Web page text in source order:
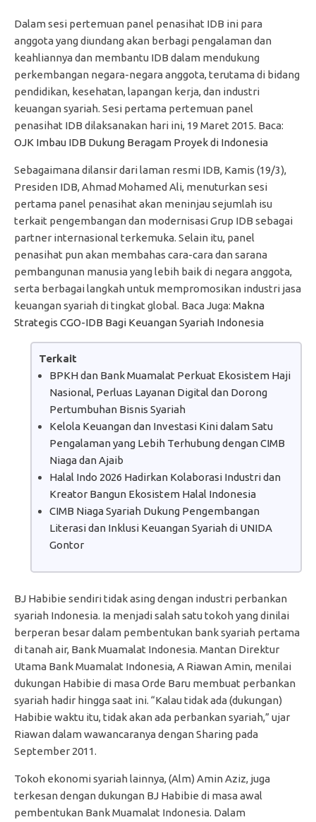
Dalam sesi pertemuan panel penasihat IDB ini para
anggota yang diundang akan berbagi pengalaman dan
keahliannya dan membantu IDB dalam mendukung
perkembangan negara-negara anggota, terutama di bidang
pendidikan, kesehatan, lapangan kerja, dan industri
keuangan syariah. Sesi pertama pertemuan panel
penasihat IDB dilaksanakan hari ini, 19 Maret 2015. Baca:
OJK Imbau IDB Dukung Beragam Proyek di Indonesia
Sebagaimana dilansir dari laman resmi IDB, Kamis (19/3),
Presiden IDB, Ahmad Mohamed Ali, menuturkan sesi
pertama panel penasihat akan meninjau sejumlah isu
terkait pengembangan dan modernisasi Grup IDB sebagai
partner internasional terkemuka. Selain itu, panel
penasihat pun akan membahas cara-cara dan sarana
pembangunan manusia yang lebih baik di negara anggota,
serta berbagai langkah untuk mempromosikan industri jasa
keuangan syariah di tingkat global. Baca Juga: Makna
Strategis CGO-IDB Bagi Keuangan Syariah Indonesia
Terkait
BPKH dan Bank Muamalat Perkuat Ekosistem Haji
Nasional, Perluas Layanan Digital dan Dorong
Pertumbuhan Bisnis Syariah
Kelola Keuangan dan Investasi Kini dalam Satu
Pengalaman yang Lebih Terhubung dengan CIMB
Niaga dan Ajaib
Halal Indo 2026 Hadirkan Kolaborasi Industri dan
Kreator Bangun Ekosistem Halal Indonesia
CIMB Niaga Syariah Dukung Pengembangan
Literasi dan Inklusi Keuangan Syariah di UNIDA
Gontor
BJ Habibie sendiri tidak asing dengan industri perbankan
syariah Indonesia. Ia menjadi salah satu tokoh yang dinilai
berperan besar dalam pembentukan bank syariah pertama
di tanah air, Bank Muamalat Indonesia. Mantan Direktur
Utama Bank Muamalat Indonesia, A Riawan Amin, menilai
dukungan Habibie di masa Orde Baru membuat perbankan
syariah hadir hingga saat ini. “Kalau tidak ada (dukungan)
Habibie waktu itu, tidak akan ada perbankan syariah,” ujar
Riawan dalam wawancaranya dengan Sharing pada
September 2011.
Tokoh ekonomi syariah lainnya, (Alm) Amin Aziz, juga
terkesan dengan dukungan BJ Habibie di masa awal
pembentukan Bank Muamalat Indonesia. Dalam